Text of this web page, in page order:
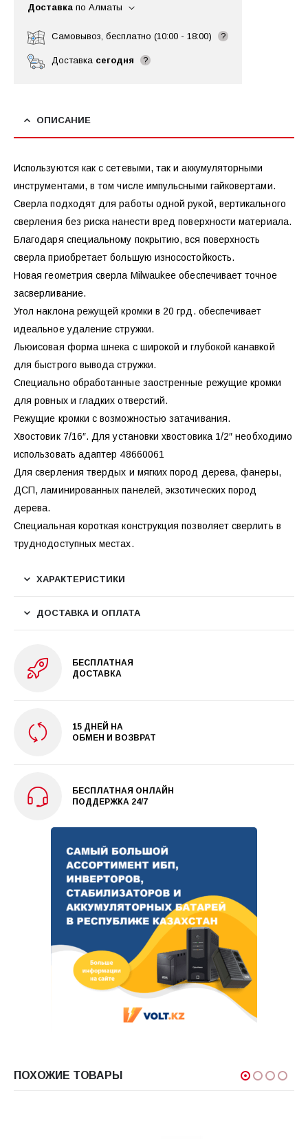
Доставка по Алматы
Самовывоз, бесплатно (10:00 - 18:00) ?
Доставка сегодня ?
ОПИСАНИЕ
Используются как с сетевыми, так и аккумуляторными
инструментами, в том числе импульсными гайковертами.
Сверла подходят для работы одной рукой, вертикального
сверления без риска нанести вред поверхности материала.
Благодаря специальному покрытию, вся поверхность
сверла приобретает большую износостойкость.
Новая геометрия сверла Milwaukee обеспечивает точное
засверливание.
Угол наклона режущей кромки в 20 грд. обеспечивает
идеальное удаление стружки.
Льюисовая форма шнека с широкой и глубокой канавкой
для быстрого вывода стружки.
Специально обработанные заостренные режущие кромки
для ровных и гладких отверстий.
Режущие кромки с возможностью затачивания.
Хвостовик 7/16″. Для установки хвостовика 1/2″ необходимо
использовать адаптер 48660061
Для сверления твердых и мягких пород дерева, фанеры,
ДСП, ламинированных панелей, экзотических пород
дерева.
Специальная короткая конструкция позволяет сверлить в
труднодоступных местах.
ХАРАКТЕРИСТИКИ
ДОСТАВКА И ОПЛАТА
БЕСПЛАТНАЯ
ДОСТАВКА
15 ДНЕЙ НА
ОБМЕН И ВОЗВРАТ
БЕСПЛАТНАЯ ОНЛАЙН
ПОДДЕРЖКА 24/7
ПОХОЖИЕ ТОВАРЫ